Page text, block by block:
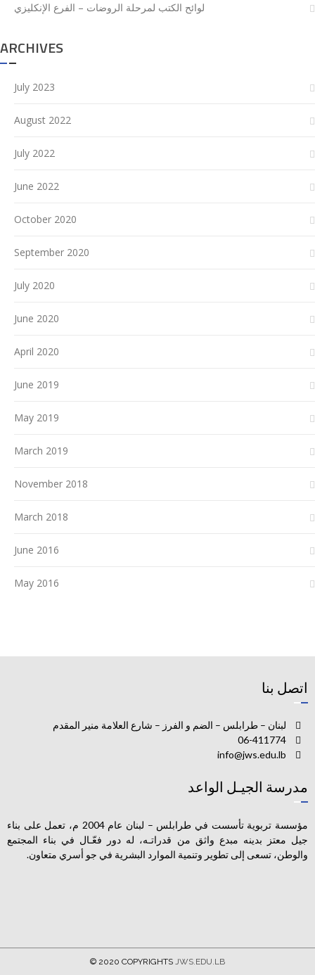
لوائح الكتب لمرحلة الروضات – الفرع الإنكليزي
ARCHIVES
July 2023
August 2022
July 2022
June 2022
October 2020
September 2020
July 2020
June 2020
April 2020
June 2019
May 2019
March 2019
November 2018
March 2018
June 2016
May 2016
اتصل بنا
لبنان – طرابلس – الضم و الفرز – شارع العلامة منير المقدم
06-411774
info@jws.edu.lb
مدرسة الجيـل الواعد
مؤسسة تربوية تأسست في طرابلس – لبنان عام 2004 م، تعمل على بناء
جيل معتز بدينه مبدع واثق من قدراتـه، له دور فعّـال في بناء المجتمع
والوطن، تسعى إلى تطوير وتنمية الموارد البشرية في جو أسري متعاون.
© 2020 COPYRIGHTS JWS.EDU.LB